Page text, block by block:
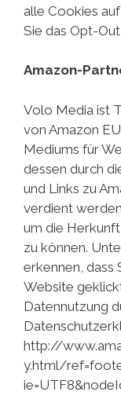
alle Cookies
Sie das Opt-
Amazon-
Volo Media ist
von Amazon
Mediums für
dessen durch
und Links zu
verdient
um die
zu können.
erkennen, dass
Website
Datennutzung
http://
y.html/